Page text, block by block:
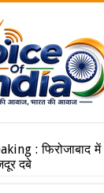
: फिरोजाबाद में
दबे